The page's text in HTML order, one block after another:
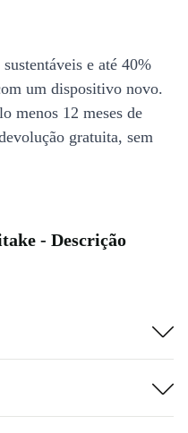
e até 40%
um dispositivo novo.
menos 12 meses de
gratuita, sem
- Descrição